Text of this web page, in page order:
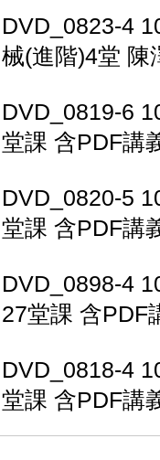
DVD_0823-4
械(進階)4堂 陳
DVD_0819-6
堂課 含PDF講
DVD_0820-5
堂課 含PDF講
DVD_0898-4
27堂課 含PDF
DVD_0818-4
堂課 含PDF講